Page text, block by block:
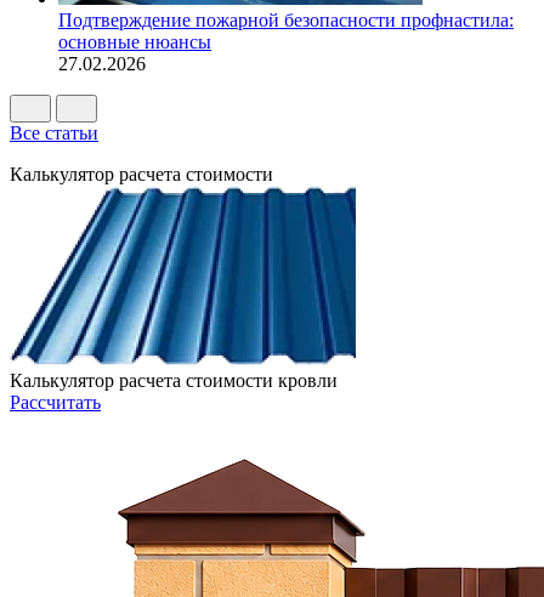
Подтверждение пожарной безопасности профнастила:
основные нюансы
27.02.2026
Все статьи
Калькулятор расчета стоимости
Калькулятор расчета стоимости кровли
Рассчитать